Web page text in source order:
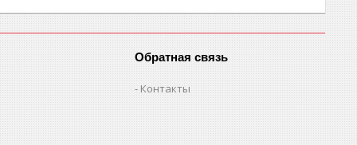
Обратная связь
Контакты